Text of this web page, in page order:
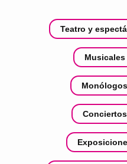
Teatro y